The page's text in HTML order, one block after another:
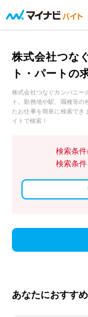
株式会社つな
ト・パートの
株式会社つなぐカンパニー
ト。勤務地や駅、職種等
たお仕事を簡単に検索でき
イトで検索！
検索条件
検索条件
あなたにおすす